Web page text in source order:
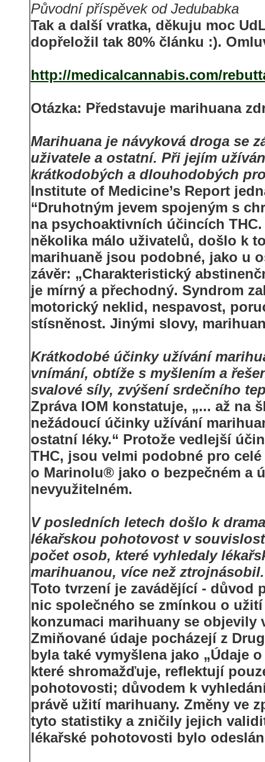
Původní příspěvek od Jedubabka
Tak a další vratka, děkuju moc
dopřeložil tak 80% článku :).
http://medicalcannabis.com/
Otázka: Představuje marihuana
Marihuana je návyková droga se
uživatele a ostatní. Při jejím
krátkodobých a dlouhodobých
Institute of Medicine’s Report
“Druhotným jevem spojeným s
na psychoaktivních účincích
několika málo uživatelů, došlo k
marihuaně jsou podobné, jako u
závěr: „Charakteristický
je mírný a přechodný. Syndrom
motorický neklid, nespavost,
stísněnost. Jinými slovy,
Krátkodobé účinky užívání
vnímání, obtíže s myšlením a
svalové síly, zvýšení srdečního
Zpráva IOM konstatuje, „... až
nežádoucí účinky užívání
ostatní léky.“ Protože vedlejší
THC, jsou velmi podobné pro
o Marinolu® jako o bezpečném a
nevyužitelném.
V posledních letech došlo k
lékařskou pohotovost v
počet osob, které vyhledaly
marihuanou, více než ztrojnásobil.
Toto tvrzení je zavádějící - důvod
nic společného se zmínkou o
konzumaci marihuany se objevily
Zmiňované údaje pocházejí z
byla také vymyšlena jako „Údaje
které shromažďuje, reflektují
pohotovosti; důvodem k
právě užití marihuany. Změny ve
tyto statistiky a zničily jejich
lékařské pohotovosti bylo